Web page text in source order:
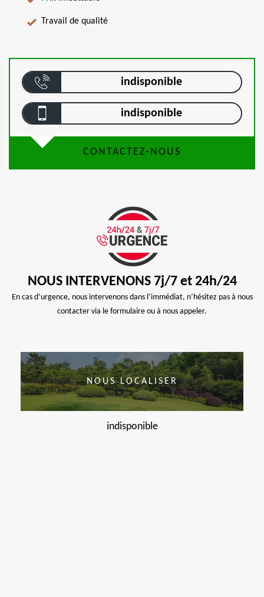
Travail de qualité
indisponible
indisponible
CONTACTEZ-NOUS
NOUS INTERVENONS 7j/7 et 24h/24
En cas d’urgence, nous intervenons dans l’immédiat, n’hésitez pas à nous
contacter via le formulaire ou à nous appeler.
NOUS LOCALISER
indisponible